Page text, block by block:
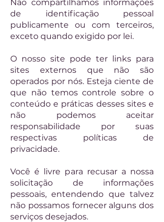
Não compartilhamos informações
de identificação pessoal
publicamente ou com terceiros,
exceto quando exigido por lei.
O nosso site pode ter links para
sites externos que não são
operados por nós. Esteja ciente de
que não temos controle sobre o
conteúdo e práticas desses sites e
não podemos aceitar
responsabilidade por suas
respectivas políticas de
privacidade.
Você é livre para recusar a nossa
solicitação de informações
pessoais, entendendo que talvez
não possamos fornecer alguns dos
serviços desejados.